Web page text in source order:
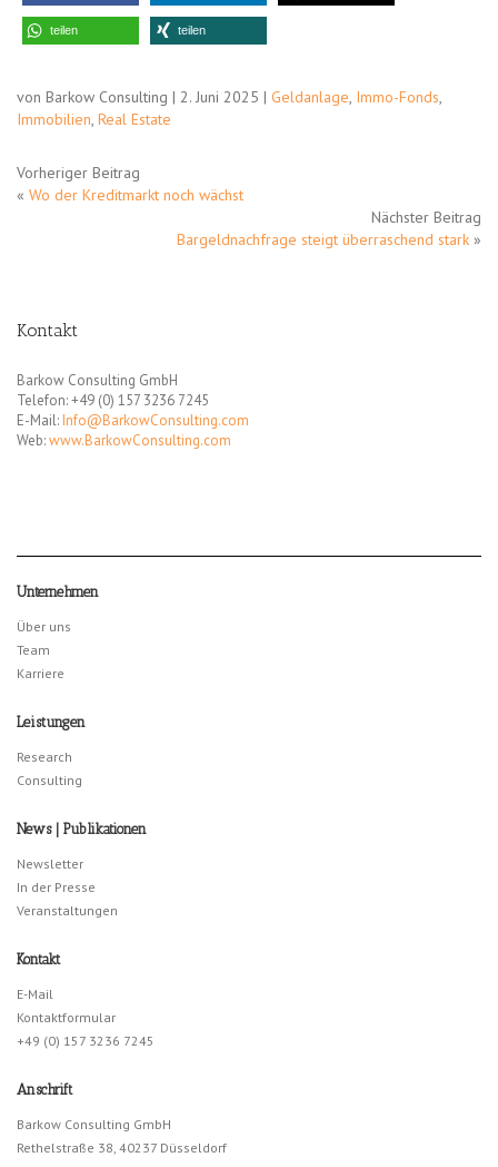
teilen teilen
von Barkow Consulting | 2. Juni 2025 | Geldanlage, Immo-Fonds,
Immobilien, Real Estate
Vorheriger Beitrag
« Wo der Kreditmarkt noch wächst
Nächster Beitrag
Bargeldnachfrage steigt überraschend stark »
Kontakt
Barkow Consulting GmbH
Telefon: +49 (0) 157 3236 7245
E-Mail: Info@BarkowConsulting.com
Web:www.BarkowConsulting.com
Unternehmen
Über uns
Team
Karriere
Leistungen
Research
Consulting
News | Publikationen
Newsletter
In der Presse
Veranstaltungen
Kontakt
E-Mail
Kontaktformular
+49 (0) 157 3236 7245
Anschrift
Barkow Consulting GmbH
Rethelstraße 38, 40237 Düsseldorf